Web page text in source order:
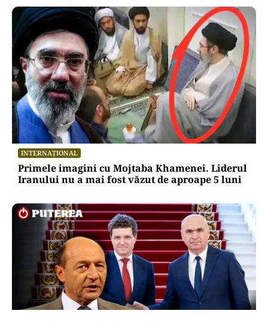
INTERNAȚIONAL
Primele imagini cu Mojtaba Khamenei. Liderul
Iranului nu a mai fost văzut de aproape 5 luni